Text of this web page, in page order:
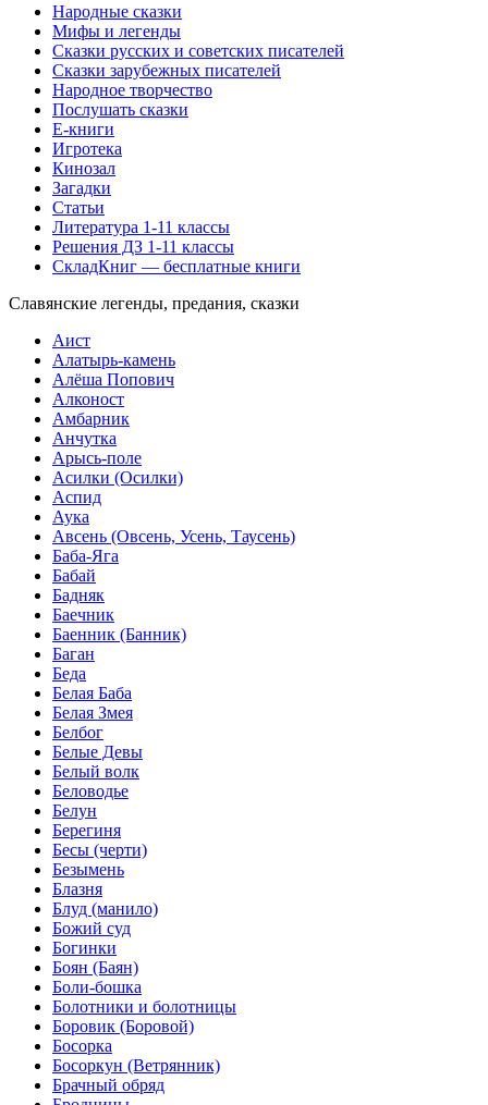
Народные сказки
Мифы и легенды
Сказки русских и советских писателей
Сказки зарубежных писателей
Народное творчество
Послушать сказки
Е-книги
Игротека
Кинозал
Загадки
Статьи
Литература 1-11 классы
Решения ДЗ 1-11 классы
СкладКниг — бесплатные книги
Славянские легенды, предания, сказки
Аист
Алатырь-камень
Алёша Попович
Алконост
Амбарник
Анчутка
Арысь-поле
Асилки (Осилки)
Аспид
Аука
Авсень (Овсень, Усень, Таусень)
Баба-Яга
Бабай
Бадняк
Баечник
Баенник (Банник)
Баган
Беда
Белая Баба
Белая Змея
Белбог
Белые Девы
Белый волк
Беловодье
Белун
Берегиня
Бесы (черти)
Безымень
Блазня
Блуд (манило)
Божий суд
Богинки
Боян (Баян)
Боли-бошка
Болотники и болотницы
Боровик (Боровой)
Босорка
Босоркун (Ветрянник)
Брачный обряд